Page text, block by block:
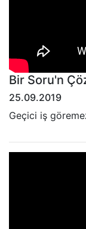
Bir Soru'n
25.09.2019
Geçici iş